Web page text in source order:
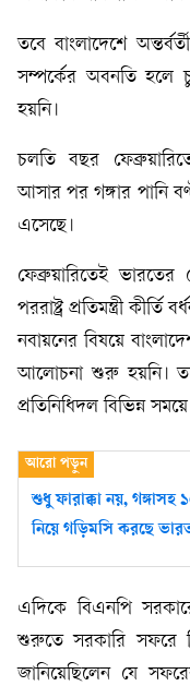
তবে বাংলাদেশে
সম্পর্কের অবনতি হলে
হয়নি।
চলতি বছর
আসার পর গঙ্গার পানি
এসেছে।
ফেব্রুয়ারিতেই
পররাষ্ট্র প্রতিমন্ত্রী
নবায়নের বিষয়ে
আলোচনা শুরু হয়নি।
প্রতিনিধিদল বিভিন্ন
শুধু ফারাক্কা নয়, গঙ্গাসহ
নিয়ে গড়িমসি করছে
এদিকে বিএনপি
শুরুতে সরকারি সফরে
জানিয়েছিলেন যে